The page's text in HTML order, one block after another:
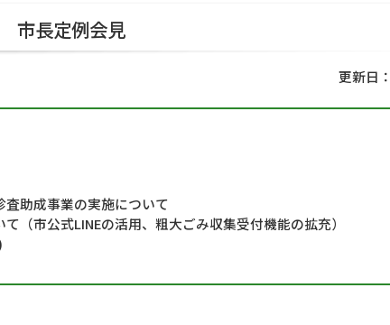
市長定例会見
更新日
査助成事業の実施について
て（市公式LINEの活用、粗大ごみ収集受付機能の拡充）